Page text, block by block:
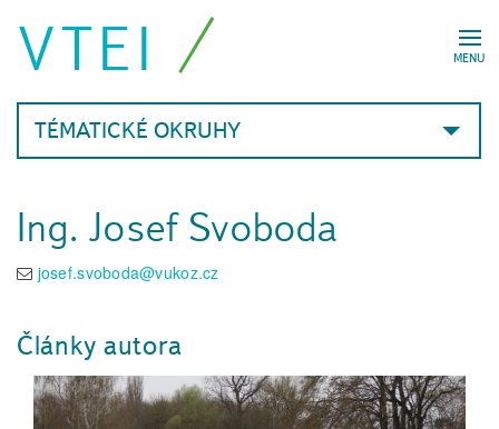
MENU
VTEI
TÉMATICKÉ OKRUHY
Ing. Josef Svoboda
josef.svoboda@vukoz.cz
Články autora